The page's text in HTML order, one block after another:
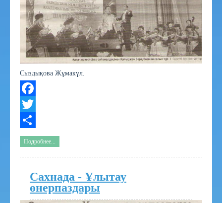
Сыздықова Жұмакүл.
Facebook
Twitter
Share
Подробнее...
Сахнада - Ұлытау
өнерпаздары